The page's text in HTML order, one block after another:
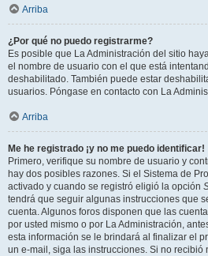
Arriba
¿Por qué no puedo registrarme?
Es posible que La Administración del sitio
el nombre de usuario con el que está
deshabilitado. También puede estar
usuarios. Póngase en contacto con La
Arriba
Me he registrado ¡y no me puedo identificar!
Primero, verifique su nombre de usuario y
hay dos posibles razones. Si el Sistema de
activado y cuando se registró eligió la opción
tendrá que seguir algunas instrucciones que
cuenta. Algunos foros disponen que las
por usted mismo o por La Administración,
esta información se le brindará al finalizar el
un e-mail, siga las instrucciones. Si no